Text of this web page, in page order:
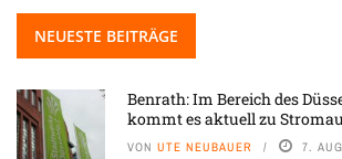
NEUESTE BEITRÄGE
Benrath: Im Bereich des
kommt es aktuell zu
VON UTE NEUBAUER 7.